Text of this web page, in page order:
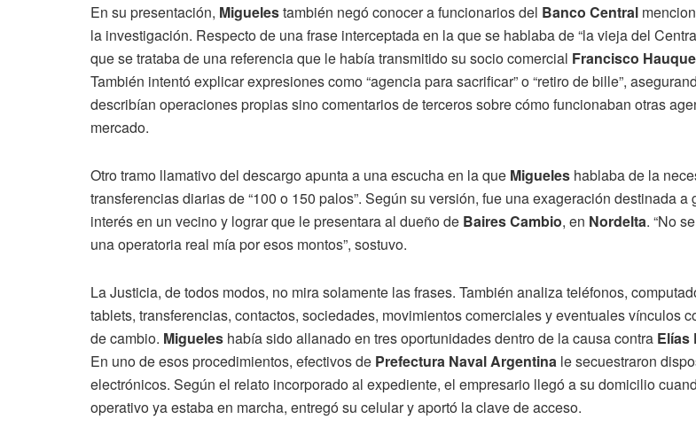
En su presentación, Miguelestambién negó conocer a funcionarios del Banco Central
la investigación. Respecto de una frase interceptada en la que se hablaba de “la vieja del
que se trataba de una referencia que le había transmitido su socio comercial Francisco Hauque
También intentó explicar expresiones como “agencia para sacrificar” o “retiro de bille”,
describían operaciones propias sino comentarios de terceros sobre cómo funcionaban otras
mercado.
Otro tramo llamativo del descargo apunta a una escucha en la que Migueles hablaba de la
transferencias diarias de “100 o 150 palos”. Según su versión, fue una exageración destinada a
interés en un vecino y lograr que le presentara al dueño de Baires Cambio, en Nordelta. “No
una operatoria real mía por esos montos”, sostuvo.
La Justicia, de todos modos, no mira solamente las frases. También analiza teléfonos,
tablets, transferencias, contactos, sociedades, movimientos comerciales y eventuales vínculos
de cambio. Migueles había sido allanado en tres oportunidades dentro de la causa contra Elías
En uno de esos procedimientos, efectivos de Prefectura Naval Argentina le secuestraron
electrónicos. Según el relato incorporado al expediente, el empresario llegó a su domicilio
operativo ya estaba en marcha, entregó su celular y aportó la clave de acceso.